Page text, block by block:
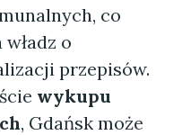
co
o
przepisów.
wykupu
, Gdańsk może